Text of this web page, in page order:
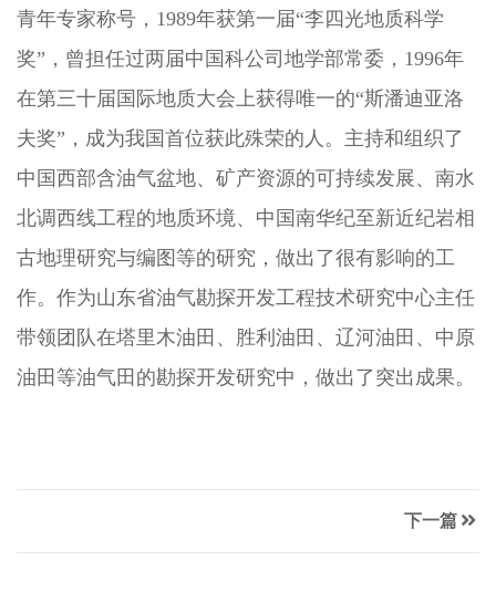
青年专家称号，1989年获第一届“李四光地质科学
奖”，曾担任过两届中国科公司地学部常委，1996年
在第三十届国际地质大会上获得唯一的“斯潘迪亚洛
夫奖”，成为我国首位获此殊荣的人。主持和组织了
中国西部含油气盆地、矿产资源的可持续发展、南水
北调西线工程的地质环境、中国南华纪至新近纪岩相
古地理研究与编图等的研究，做出了很有影响的工
作。作为山东省油气勘探开发工程技术研究中心主任
带领团队在塔里木油田、胜利油田、辽河油田、中原
油田等油气田的勘探开发研究中，做出了突出成果。
下一篇